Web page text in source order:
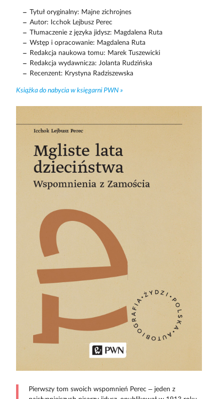
Tytuł oryginalny: Majne zichrojnes
Autor: Icchok Lejbusz Perec
Tłumaczenie z języka jidysz: Magdalena Ruta
Wstęp i opracowanie: Magdalena Ruta
Redakcja naukowa tomu: Marek Tuszewicki
Redakcja wydawnicza: Jolanta Rudzińska
Recenzent: Krystyna Radziszewska
Książka do nabycia w księgarni PWN »
Pierwszy tom swoich wspomnień Perec – jeden z